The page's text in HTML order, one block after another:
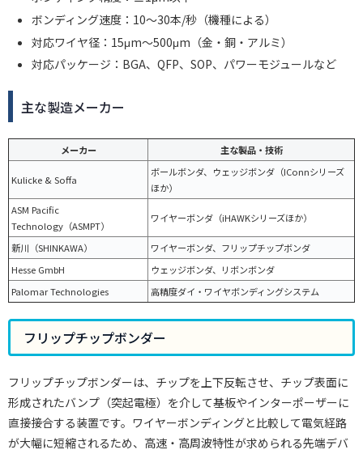
ボンディング速度：10〜30本/秒（機種による）
対応ワイヤ径：15μm〜500μm（金・銅・アルミ）
対応パッケージ：BGA、QFP、SOP、パワーモジュールなど
主な製造メーカー
メーカー 主な製品・技術
Kulicke & Soffa
ボールボンダ、ウェッジボンダ（IConnシリーズ
ほか）
ASM Pacific
Technology（ASMPT）
ワイヤーボンダ（iHAWKシリーズほか）
新川（SHINKAWA）
ワイヤーボンダ、フリップチップボンダ
Hesse GmbH
ウェッジボンダ、リボンボンダ
Palomar Technologies
高精度ダイ・ワイヤボンディングシステム
フリップチップボンダー
フリップチップボンダーは、チップを上下反転させ、チップ表面に
形成されたバンプ（突起電極）を介して基板やインターポーザーに
直接接合する装置です。ワイヤーボンディングと比較して電気経路
が大幅に短縮されるため、高速・高周波特性が求められる先端デバ